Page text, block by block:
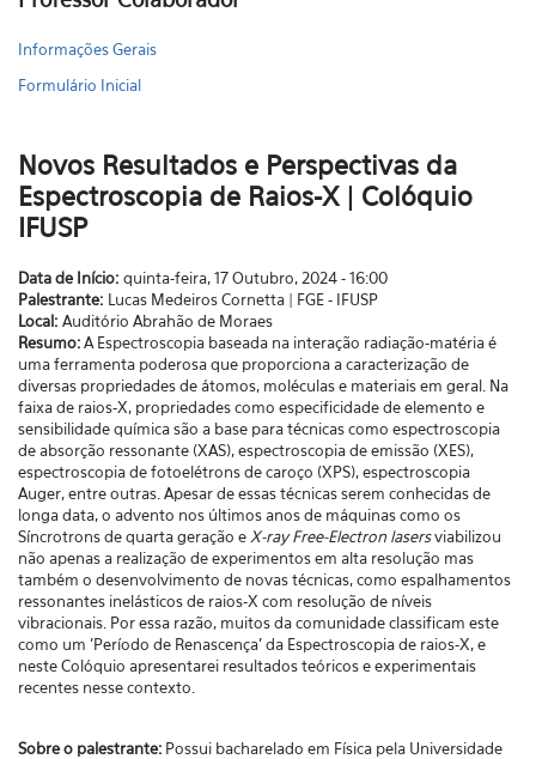
Informações Gerais
Formulário Inicial
Novos Resultados e Perspectivas da
Espectroscopia de Raios-X | Colóquio
IFUSP
Data de Início: quinta-feira, 17 Outubro, 2024 - 16:00
Palestrante: Lucas Medeiros Cornetta | FGE - IFUSP
Local: Auditório Abrahão de Moraes
Resumo:A Espectroscopia baseada na interação radiação-matéria é
uma ferramenta poderosa que proporciona a caracterização de
diversas propriedades de átomos, moléculas e materiais em geral. Na
faixa de raios-X, propriedades como especificidade de elemento e
sensibilidade química são a base para técnicas como espectroscopia
de absorção ressonante (XAS), espectroscopia de emissão (XES),
espectroscopia de fotoelétrons de caroço (XPS), espectroscopia
Auger, entre outras. Apesar de essas técnicas serem conhecidas de
longa data, o advento nos últimos anos de máquinas como os
Síncrotrons de quarta geração e X-ray Free-Electron lasersviabilizou
não apenas a realização de experimentos em alta resolução mas
também o desenvolvimento de novas técnicas, como espalhamentos
ressonantes inelásticos de raios-X com resolução de níveis
vibracionais. Por essa razão, muitos da comunidade classificam este
como um 'Período de Renascença' da Espectroscopia de raios-X, e
neste Colóquio apresentarei resultados teóricos e experimentais
recentes nesse contexto.
Sobre o palestrante: Possui bacharelado em Física pela Universidade